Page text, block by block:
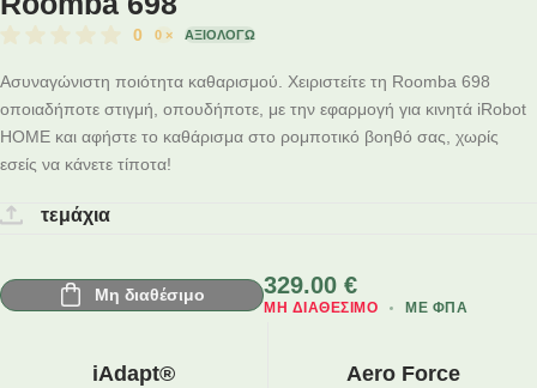
Ασυναγώνιστη ποιότητα καθαρισμού. Χειριστείτε τη Roomba 698
οποιαδήποτε στιγμή, οπουδήποτε, με την εφαρμογή για κινητά iRobot
HOME και αφήστε το καθάρισμα στο ρομποτικό βοηθό σας, χωρίς
εσείς να κάνετε τίποτα!
τεμάχια
Μη διαθέσιμο 329.00 €
ΜΕ ΦΠΑ
ΜΗ ΔΙΑΘΈΣΙΜΟ
0 0 × ΑΞΙΟΛΟΓΏ
iAdapt® Aero Force